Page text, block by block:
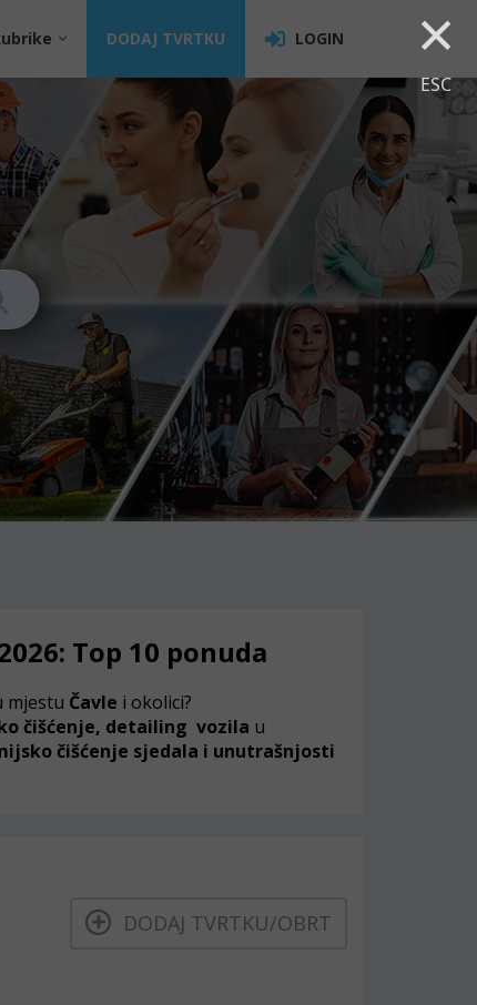
×
ESC
DODAJ TVRTKU LOGIN
Top 10 ponuda
mjestu Čavle i okolici?
čišćenje, detailing vozila u
čišćenje sjedala i unutrašnjosti
DODAJ TVRTKU/OBRT